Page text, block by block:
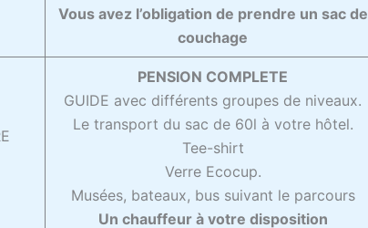
Vous avez l’obligation de prendre un sac de
couchage
PENSION COMPLETE
GUIDE avec différents groupes de niveaux.
Le transport du sac de 60l à votre hôtel.
Tee-shirt
Verre Ecocup.
Musées, bateaux, bus suivant le parcours
Un chauffeur à votre disposition